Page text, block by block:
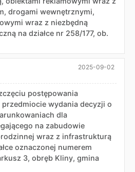
drogami wewnętrznymi,
wraz z niezbędną
na działce nr 258/177, ob.
2025-09-02
postępowania
wydania decyzji o
dla
na zabudowie
wraz z infrastrukturą
oznaczonej numerem
3, obręb Kliny, gmina